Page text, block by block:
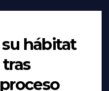
su hábitat